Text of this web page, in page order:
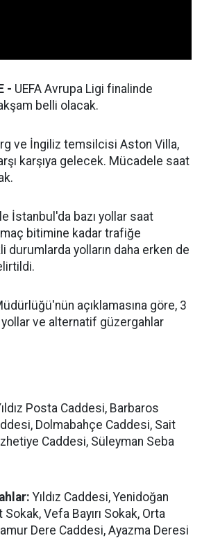
- UEFA Avrupa Ligi finalinde
belli olacak.
ve İngiliz temsilcisi Aston Villa,
karşıya gelecek. Mücadele saat
İstanbul'da bazı yollar saat
bitimine kadar trafiğe
durumlarda yolların daha erken de
açıklamasına göre, 3
ve alternatif güzergahlar
Posta Caddesi, Barbaros
Dolmabahçe Caddesi, Sait
Caddesi, Süleyman Seba
Yıldız Caddesi, Yenidoğan
Vefa Bayırı Sokak, Orta
Dere Caddesi, Ayazma Deresi